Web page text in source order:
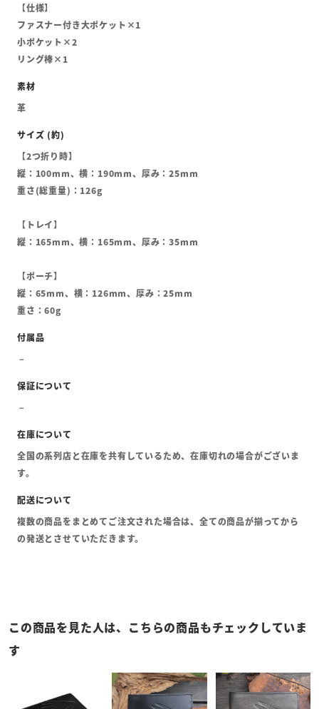
【仕様】
ファスナー付き大ポケット×1
小ポケット×2
リング棒×1
革
【2つ折り時】
縦：100mm、横：190mm、厚み：25mm
重さ(総重量)：126g
【トレイ】
縦：165mm、横：165mm、厚み：35mm
【ポーチ】
縦：65mm、横：126mm、厚み：25mm
重さ：60g
全国の系列店と在庫を共有しているため、在庫切れの場合がございま
す。
複数の商品をまとめてご注文された場合は、全ての商品が揃ってから
の発送とさせていただきます。
この商品を見た人は、こちらの商品もチェックしていま
す